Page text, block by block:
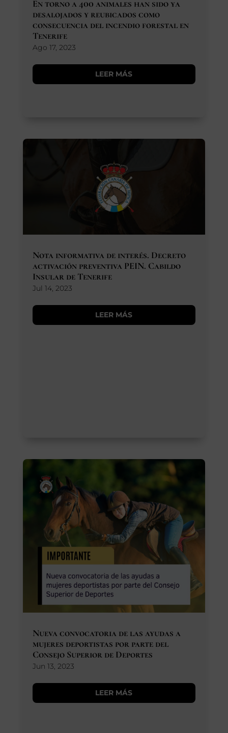
En torno a 400 animales han sido ya
desalojados y reubicados como
consecuencia del incendio forestal en
Tenerife
Ago 17, 2023
LEER MÁS
Nota informativa de interés. Decreto
activación preventiva PEIN. Cabildo
Insular de Tenerife
Jul 14, 2023
LEER MÁS
Nueva convocatoria de las ayudas a
mujeres deportistas por parte del
Consejo Superior de Deportes
Jun 13, 2023
LEER MÁS